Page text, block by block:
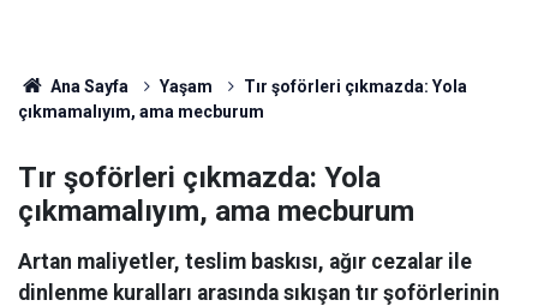
Ana Sayfa Yaşam
Tır şoförleri çıkmazda: Yola
çıkmamalıyım, ama mecburum
Tır şoförleri çıkmazda: Yola
çıkmamalıyım, ama mecburum
Artan maliyetler, teslim baskısı, ağır cezalar ile
dinlenme kuralları arasında sıkışan tır şoförlerinin